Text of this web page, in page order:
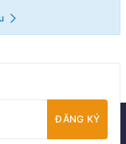
ĐĂNG KÝ